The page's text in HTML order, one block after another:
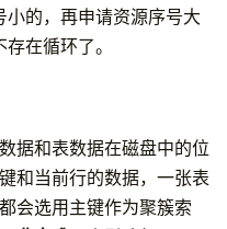
的，再申请资源序号大
在循环了。
据和表数据在磁盘中的位
和当前行的数据，一张表
会选用主键作为聚簇索